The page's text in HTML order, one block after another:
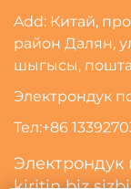
Add: Китай,
район Далян,
шыгысы,
Электрондук
Тел:+86